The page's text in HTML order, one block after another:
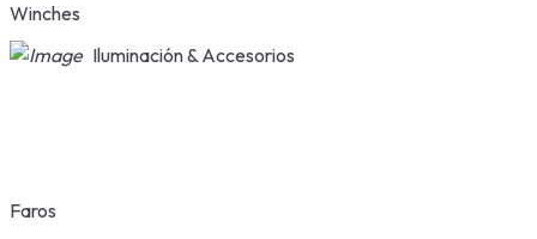
Winches
Iluminación & Accesorios
Faros